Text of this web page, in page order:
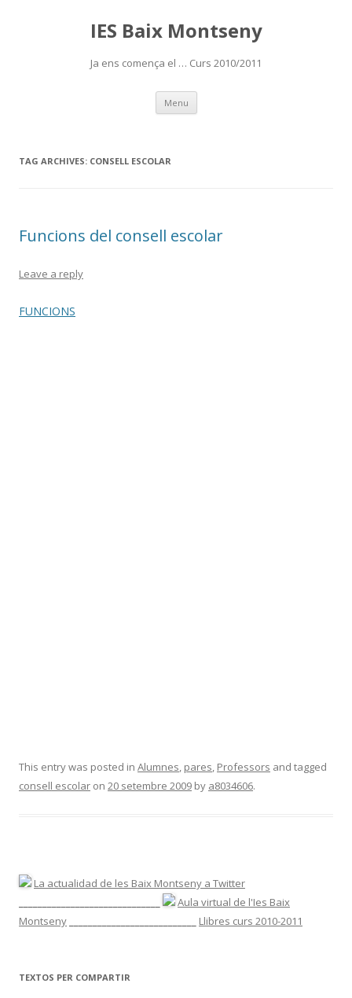
IES Baix Montseny
Ja ens comença el … Curs 2010/2011
Menu Skip
content
TAG ARCHIVES: CONSELL ESCOLAR
Funcions del consell escolar
Leave a reply
FUNCIONS
This entry was posted in Alumnes, pares, Professors and tagged
consell escolar on 20 setembre 2009 by a8034606.
La actualidad de les Baix Montseny a Twitter
Aula virtual de l'Ies Baix
Montseny
Llibres curs 2010-2011
TEXTOS PER COMPARTIR